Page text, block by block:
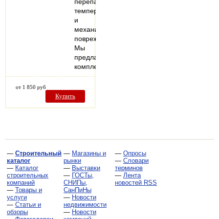
температур
и
механических
повреждений!
Мы
предлагаем
комплексные…
от 1 850 руб
Купить
— Строительный
каталог
— Каталог
строительных
компаний
— Товары и
услуги
— Статьи и
обзоры
— Магазины и
рынки
— Выставки
— ГОСТы,
СНИПы,
СанПиНы
— Новости
недвижимости
— Новости
— Опросы
— Словари
терминов
— Лента
новостей RSS